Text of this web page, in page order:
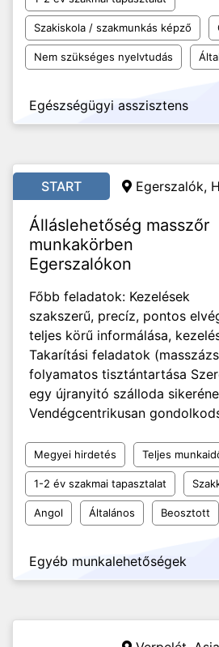
Szakiskola / szakmunkás képző
Nem szükséges nyelvtudás
Egészségügyi asszisztens
START Egerszalók,
Álláslehetőség masszőr
munkakörben
Egerszalókon
Főbb feladatok: Kezelések
szakszerű, precíz, pontos
teljes körű informálása,
Takarítási feladatok
folyamatos tisztántartása
egy újranyitó szálloda
Vendégcentrikusan
Megyei hirdetés Teljes
1-2 év szakmai tapasztalat
Angol Általános Beosztott
Egyéb munkalehetőségek